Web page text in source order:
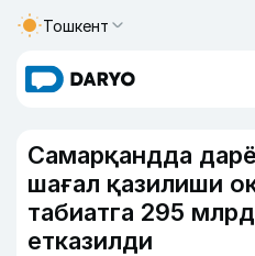
Тошкент
Самарқандда
шағал қазилиши
табиатга 295
етказилди